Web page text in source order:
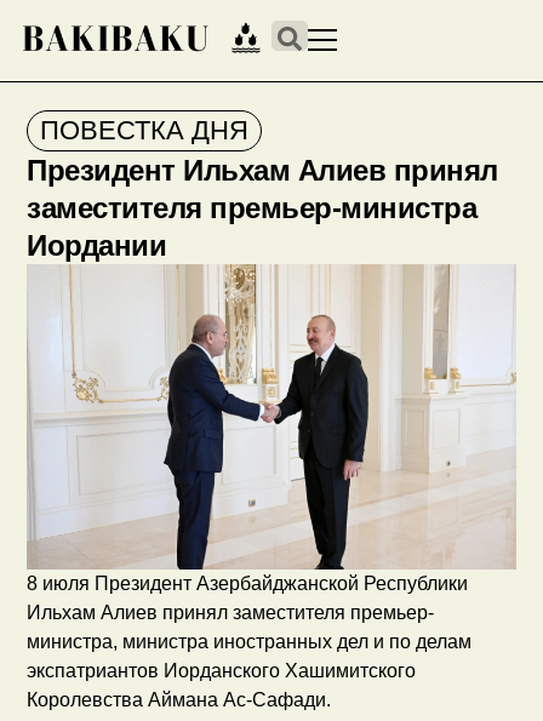
ПОВЕСТКА ДНЯ
Президент Ильхам Алиев принял
заместителя премьер-министра
Иордании
8 июля Президент Азербайджанской Республики
Ильхам Алиев принял заместителя премьер-
министра, министра иностранных дел и по делам
экспатриантов Иорданского Хашимитского
Королевства Аймана Ас-Сафади.